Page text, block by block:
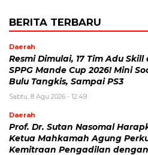
BERITA TERBARU
Daerah
Resmi Dimulai, 17 Tim Adu Skill
SPPG Mande Cup 2026! Mini
Bulu Tangkis, Sampai PS3
Sabtu, 8 Agu 2026 - 12:49
Daerah
Prof. Dr. Sutan Nasomal
Ketua Mahkamah Agung
Kemitraan Pengadilan dengan